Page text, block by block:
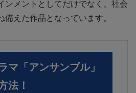
ンメントとしてだけでなく、社会
えた作品となっています。
マ「アンサンブル」
法！